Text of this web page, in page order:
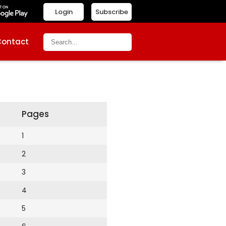
Subscribe
Login
Pages
1
2
3
4
5